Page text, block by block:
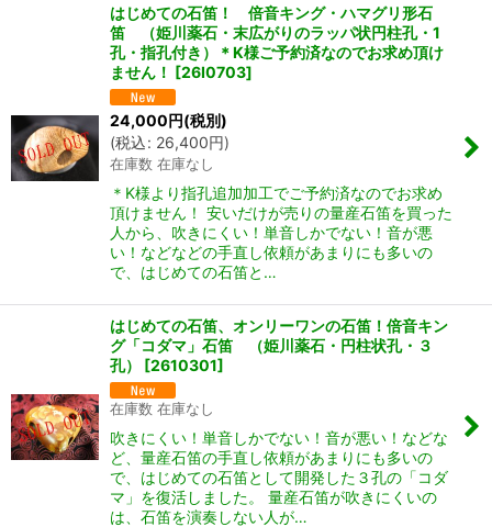
はじめての石笛！ 倍音キング・ハマグリ形石
笛 （姫川薬石・末広がりのラッパ状円柱孔・1
孔・指孔付き）＊K様ご予約済なのでお求め頂け
ません！ [26I0703]
24,000円(税別)
(税込: 26,400円)
在庫数 在庫なし
＊K様より指孔追加加工でご予約済なのでお求め
頂けません！ 安いだけが売りの量産石笛を買った
人から、吹きにくい！単音しかでない！音が悪
い！などなどの手直し依頼があまりにも多いの
で、はじめての石笛と…
はじめての石笛、オンリーワンの石笛！倍音キン
グ「コダマ」石笛 （姫川薬石・円柱状孔・３
孔）
[2610301]
在庫数 在庫なし
吹きにくい！単音しかでない！音が悪い！などな
ど、量産石笛の手直し依頼があまりにも多いの
で、はじめての石笛として開発した３孔の「コダ
マ」を復活しました。 量産石笛が吹きにくいの
は、石笛を演奏しない人が…